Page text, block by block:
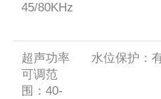
45/80KHz
超声功率
可调范
围：40-
水位保护：